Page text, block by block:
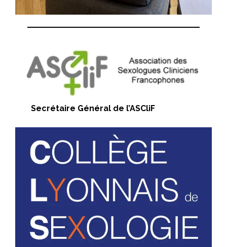
Secrétaire Général de l’ASCliF